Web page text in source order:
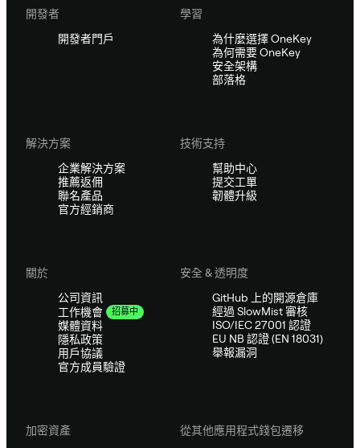
開發者
開發者門戶
學習
為什麼選擇 OneKey
為何需要 OneKey
安全架構
部落格
解決方案
企業解決方案
推薦返佣
聯名產品
官方經銷商
技術支持
幫助中心
提交工單
韌體升級
關於
公司資訊
工作機會
招募中
媒體資料
隱私政策
用戶協議
官方成員驗證
安全 & 透明度
GitHub 上的開源倉庫
經過 SlowMist 審核
ISO/IEC 27001 認證
EU NB 認證 (EN 18031)
舉報漏洞
加密資產
從其他應用程式錢包遷移